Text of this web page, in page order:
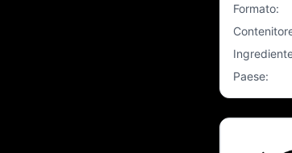
Formato:
Paese: